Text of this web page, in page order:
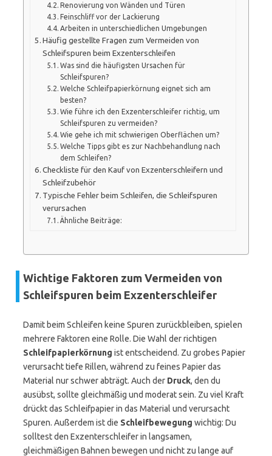
Renovierung von Wänden und Türen
Feinschliff vor der Lackierung
Arbeiten in unterschiedlichen Umgebungen
Häufig gestellte Fragen zum Vermeiden von
Schleifspuren beim Exzenterschleifen
Was sind die häufigsten Ursachen für
Schleifspuren?
Welche Schleifpapierkörnung eignet sich am
besten?
Wie führe ich den Exzenterschleifer richtig, um
Schleifspuren zu vermeiden?
Wie gehe ich mit schwierigen Oberflächen um?
Welche Tipps gibt es zur Nachbehandlung nach
dem Schleifen?
Checkliste für den Kauf von Exzenterschleifern und
Schleifzubehör
Typische Fehler beim Schleifen, die Schleifspuren
verursachen
Ähnliche Beiträge:
Wichtige Faktoren zum Vermeiden von
Schleifspuren beim Exzenterschleifer
Damit beim Schleifen keine Spuren zurückbleiben, spielen
mehrere Faktoren eine Rolle. Die Wahl der richtigen
Schleifpapierkörnung ist entscheidend. Zu grobes Papier
verursacht tiefe Rillen, während zu feines Papier das
Material nur schwer abträgt. Auch der Druck, den du
ausübst, sollte gleichmäßig und moderat sein. Zu viel Kraft
drückt das Schleifpapier in das Material und verursacht
Spuren. Außerdem ist die Schleifbewegung wichtig: Du
solltest den Exzenterschleifer in langsamen,
gleichmäßigen Bahnen bewegen und nicht zu lange auf